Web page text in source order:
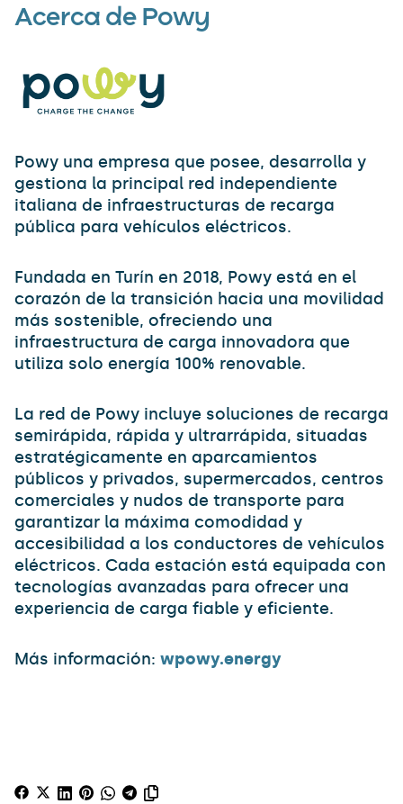
Acerca de Powy
Powy una empresa que posee, desarrolla y
gestiona la principal red independiente
italiana de infraestructuras de recarga
pública para vehículos eléctricos.
Fundada en Turín en 2018, Powy está en el
corazón de la transición hacia una movilidad
más sostenible, ofreciendo una
infraestructura de carga innovadora que
utiliza solo energía 100% renovable.
La red de Powy incluye soluciones de recarga
semirápida, rápida y ultrarrápida, situadas
estratégicamente en aparcamientos
públicos y privados, supermercados, centros
comerciales y nudos de transporte para
garantizar la máxima comodidad y
accesibilidad a los conductores de vehículos
eléctricos. Cada estación está equipada con
tecnologías avanzadas para ofrecer una
experiencia de carga fiable y eficiente.
Más información: wpowy.energy